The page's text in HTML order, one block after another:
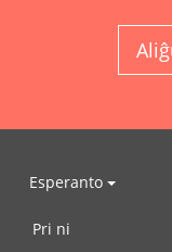
Esperanto
Pri ni